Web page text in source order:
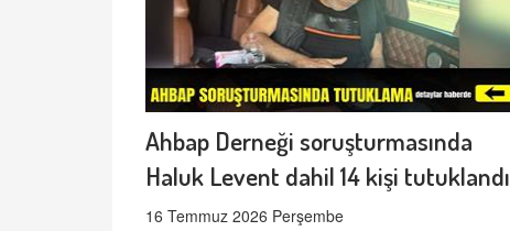
Ahbap Derneği soruşturmasında
Haluk Levent dahil 14 kişi tutuklandı
16 Temmuz 2026 Perşembe